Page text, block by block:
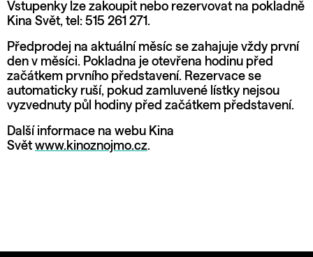
Vstupenky lze zakoupit nebo rezervovat na pokladně
Kina Svět, tel: 515 261 271.
Předprodej na aktuální měsíc se zahajuje vždy první
den v měsíci. Pokladna je otevřena hodinu před
začátkem prvního představení. Rezervace se
automaticky ruší, pokud zamluvené lístky nejsou
vyzvednuty půl hodiny před začátkem představení.
Další informace na webu Kina
Svět www.kinoznojmo.cz.